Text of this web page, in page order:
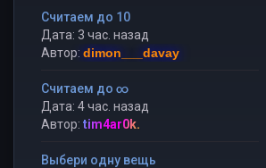
Считаем до 10
Дата: 3 час. назад
Автор: dimon___davay
Считаем до ∞
Дата: 4 час. назад
Автор: tim4ar0k.
Выбери одну вещь